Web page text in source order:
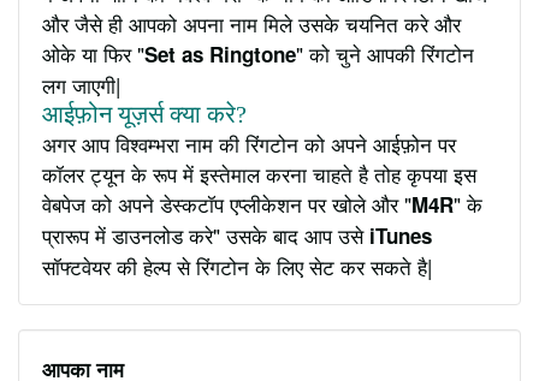
और जैसे ही आपको अपना नाम मिले उसके चयनित करे और
ओके या फिर "Set as Ringtone" को चुने आपकी रिंगटोन
लग जाएगी|
आईफ़ोन यूज़र्स क्या करे?
अगर आप विश्वम्भरा नाम की रिंगटोन को अपने आईफ़ोन पर
कॉलर ट्यून के रूप में इस्तेमाल करना चाहते है तोह कृपया इस
वेबपेज को अपने डेस्कटॉप एप्लीकेशन पर खोले और "M4R" के
प्रारूप में डाउनलोड करे" उसके बाद आप उसे iTunes
सॉफ्टवेयर की हेल्प से रिंगटोन के लिए सेट कर सकते है|
आपका नाम